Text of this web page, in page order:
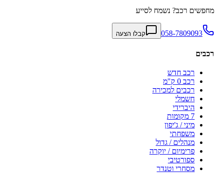
מחפשים רכב? נשמח לסייע
058-7809093 קבלו הצעה
רכבים
רכב חדש
רכב 0 ק"מ
רכבים למכירה
חשמלי
היברידי
7 מקומות
מיני / ג'יפון
משפחתי
מנהלים / גדול
פרימיום / יוקרה
ספורטיבי
מסחרי וטנדר